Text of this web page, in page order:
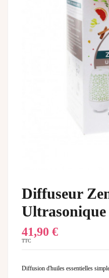
Diffuseur
41,90 €
TTC
Diffusion d'huiles essentielles